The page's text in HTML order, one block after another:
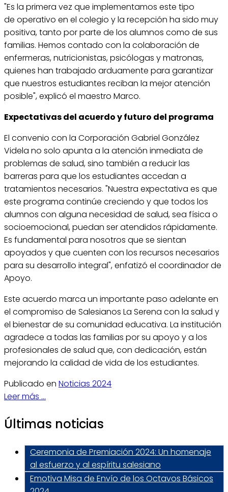
"Es la primera vez que implementamos este tipo
de operativo en el colegio y la recepción ha sido muy
positiva, tanto por parte de los alumnos como de sus
familias. Hemos contado con la colaboración de
enfermeras, nutricionistas, psicólogas y matronas,
quienes han trabajado arduamente para garantizar
que nuestros estudiantes reciban la mejor atención
posible", explicó el maestro Marco.
Expectativas del acuerdo y futuro del programa
El convenio con la Corporación Gabriel González
Videla no solo apunta a la atención inmediata de
problemas de salud, sino también a reducir las
barreras para que los estudiantes accedan a
tratamientos necesarios. "Nuestra expectativa es que
este programa continúe creciendo y que todos los
alumnos con alguna necesidad de salud, sea física o
socioemocional, puedan ser atendidos rápidamente.
Es fundamental para nosotros que se sientan
apoyados y que cuenten con los recursos necesarios
para su desarrollo integral", enfatizó el coordinador de
Apoyo.
Este acuerdo marca un importante paso adelante en
el compromiso de Salesianos La Serena con la salud y
el bienestar de su comunidad educativa. La institución
agradece a todas las familias por su apoyo y a los
profesionales de salud que, con dedicación, están
mejorando la calidad de vida de los estudiantes.
Publicado en Noticias 2024
Leer más ...
Últimas noticias
Ceremonia de Premiación 2024: Un homenaje
al esfuerzo y al espíritu salesiano
Emotiva Misa de Envío de los Octavos Básicos